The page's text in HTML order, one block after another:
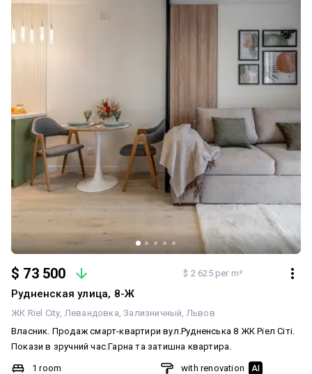
гардеробна та макіяжний столик. У квартирі встановлено два
телевізори, водяний підігрів підлоги та додаткові радіатори. На
підлозі - якісний вініл і плитка. Північно-західна орієнтація
відкриває красиві заходи сонця, а на терасі з меблями
комфортно відпочивати навіть улітку. ЖК давно введений в
огляду звертайтеся.
$ 73 500 $ 2 625 per m²
Рудненская улица, 8-Ж
ЖК Riel City Левандовка Зализничный Львов
Власник. Продаж смарт-квартири вул.Рудненська 8 ЖК Ріел Сіті.
Покази в зручний час.Гарна та затишна квартира.
1 room
with renovation AI